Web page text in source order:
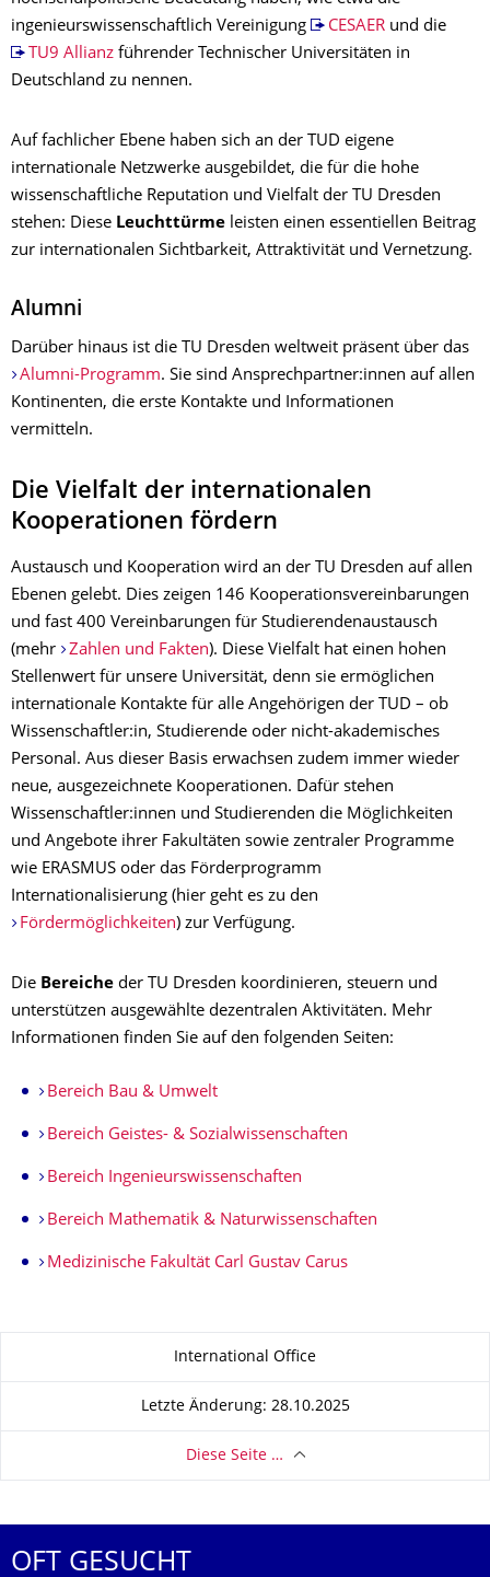
ingenieurswissenschaftlich Vereinigung
CESAERund die
TU9 Allianzführender Technischer Universitäten in
Deutschland zu nennen.
Auf fachlicher Ebene haben sich an der TUD eigene
internationale Netzwerke ausgebildet, die für die hohe
wissenschaftliche Reputation und Vielfalt der TU Dresden
stehen: Diese Leuchttürme leisten einen essentiellen Beitrag
zur internationalen Sichtbarkeit, Attraktivität und Vernetzung.
Alumni
Darüber hinaus ist die TU Dresden weltweit präsent über das
Alumni-Programm. Sie sind Ansprechpartner:innen auf allen
Kontinenten, die erste Kontakte und Informationen
vermitteln.
Die Vielfalt der internationalen
Kooperationen fördern
Austausch und Kooperation wird an der TU Dresden auf allen
Ebenen gelebt. Dies zeigen 146 Kooperationsvereinbarungen
und fast 400 Vereinbarungen für Studierendenaustausch
(mehr
Zahlen und Fakten). Diese Vielfalt hat einen hohen
Stellenwert für unsere Universität, denn sie ermöglichen
internationale Kontakte für alle Angehörigen der TUD – ob
Wissenschaftler:in, Studierende oder nicht-akademisches
Personal. Aus dieser Basis erwachsen zudem immer wieder
neue, ausgezeichnete Kooperationen. Dafür stehen
Wissenschaftler:innen und Studierenden die Möglichkeiten
und Angebote ihrer Fakultäten sowie zentraler Programme
wie ERASMUS oder das Förderprogramm
Internationalisierung (hier geht es zu den
Fördermöglichkeiten) zur Verfügung.
Die Bereiche der TU Dresden koordinieren, steuern und
unterstützen ausgewählte dezentralen Aktivitäten. Mehr
Informationen finden Sie auf den folgenden Seiten:
Bereich Bau & Umwelt
Bereich Geistes- & Sozialwissenschaften
Bereich Ingenieurswissenschaften
Bereich Mathematik & Naturwissenschaften
Medizinische Fakultät Carl Gustav Carus
International Office
Letzte Änderung: 28.10.2025
Diese Seite …
OFT GESUCHT